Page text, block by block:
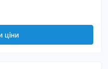
ціни